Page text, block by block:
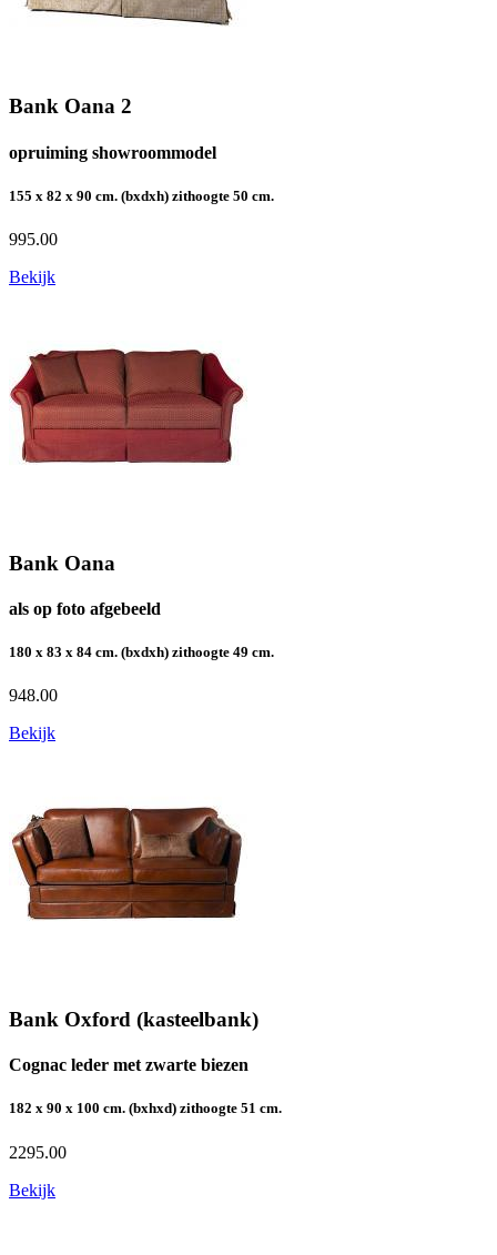
Bank Oana 2
opruiming showroommodel
155 x 82 x 90 cm. (bxdxh) zithoogte 50 cm.
995.00
Bekijk
Bank Oana
als op foto afgebeeld
180 x 83 x 84 cm. (bxdxh) zithoogte 49 cm.
948.00
Bekijk
Bank Oxford (kasteelbank)
Cognac leder met zwarte biezen
182 x 90 x 100 cm. (bxhxd) zithoogte 51 cm.
2295.00
Bekijk